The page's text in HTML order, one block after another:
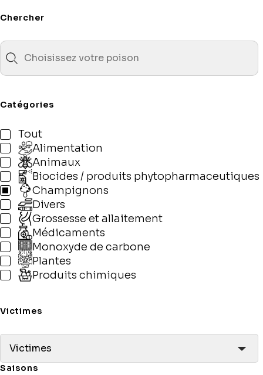
Chercher
Catégories
Tout
Alimentation
Animaux
Biocides / produits phytopharmaceutiques
Champignons
Divers
Grossesse et allaitement
Médicaments
Monoxyde de carbone
Plantes
Produits chimiques
Victimes
Victimes
Saisons